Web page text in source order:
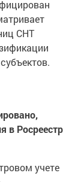
СНТ
в Росреестр
учете